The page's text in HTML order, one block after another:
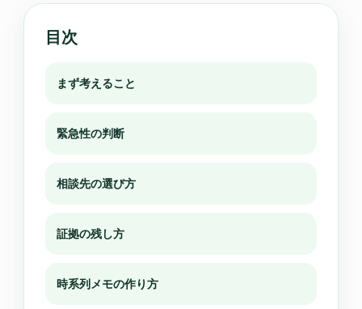
目次
まず考えること
緊急性の判断
相談先の選び方
証拠の残し方
時系列メモの作り方